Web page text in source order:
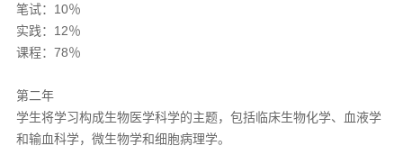
笔试：10％
实践：12％
课程：78％
第二年
学生将学习构成生物医学科学的主题，包括临床生物化学、血液学
和输血科学，微生物学和细胞病理学。